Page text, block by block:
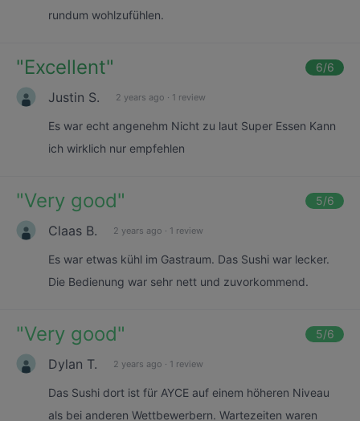
rundum wohlzufühlen.
"Excellent" 6/6
Justin S. 2 years ago · 1 review
Es war echt angenehm Nicht zu laut Super Essen Kann
ich wirklich nur empfehlen
"Very good" 5/6
Claas B. 2 years ago · 1 review
Es war etwas kühl im Gastraum. Das Sushi war lecker.
Die Bedienung war sehr nett und zuvorkommend.
"Very good" 5/6
Dylan T. 2 years ago · 1 review
Das Sushi dort ist für AYCE auf einem höheren Niveau
als bei anderen Wettbewerbern. Wartezeiten waren